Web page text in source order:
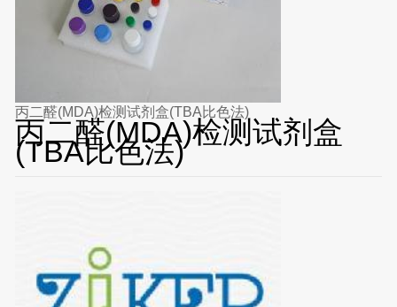
丙二醛(MDA)检测试剂盒(TBA比色法)
丙二醛(MDA)检测试剂盒
(TBA比色法)